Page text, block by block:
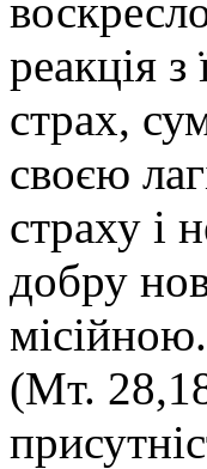
реакція
страх,
своєю
страху і
добру
(Мт.